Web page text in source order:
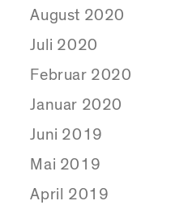
August 2020
Juli 2020
Februar 2020
Januar 2020
Juni 2019
Mai 2019
April 2019